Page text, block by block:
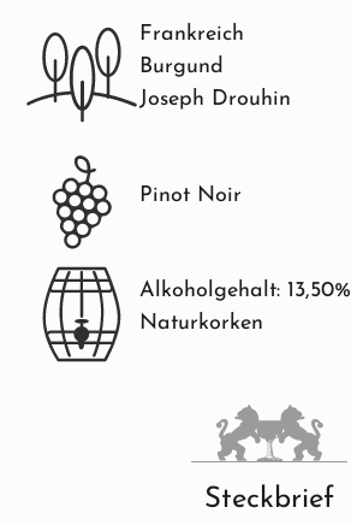
Frankreich
Burgund
Joseph Drouhin
Pinot Noir
Alkoholgehalt: 13,50%
Naturkorken
Steckbrief